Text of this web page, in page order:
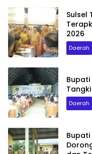
Sulsel
2026
Daerah
Bupati
Daerah
Bupati